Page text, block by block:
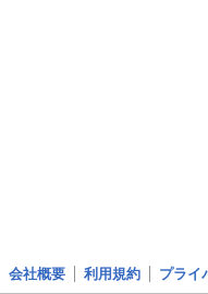
会社概要 利用規約 プライ